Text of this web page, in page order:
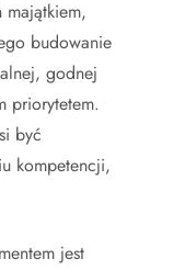
majątkiem,
budowanie
godnej
priorytetem.
być
kompetencji,
jest